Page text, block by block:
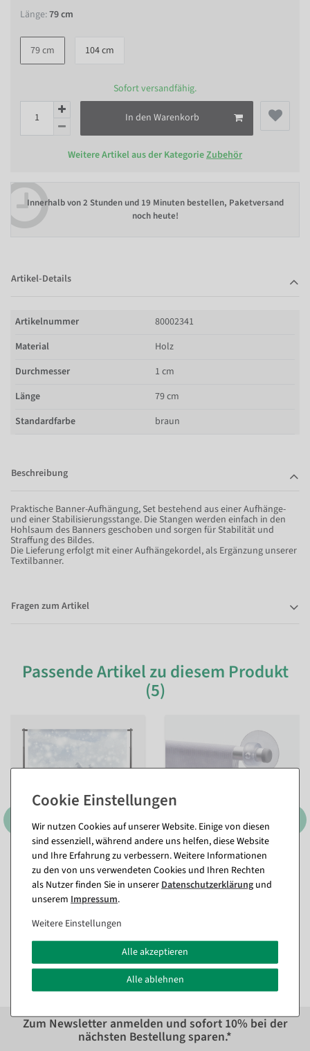
Länge:79 cm
79 cm 104 cm
Sofort versandfähig.
In den Warenkorb
Weitere Artikel aus der KategorieZubehör
Innerhalb von2 Stunden und 19 Minuten bestellen, Paketversand
noch heute!
Artikel-Details
Artikelnummer
80002341
Material
Holz
Durchmesser
1 cm
Länge
79 cm
Standardfarbe
braun
Beschreibung
Praktische Banner-Aufhängung, Set bestehend aus einer Aufhänge-
und einer Stabilisierungsstange. Die Stangen werden einfach in den
Hohlsaum des Banners geschoben und sorgen für Stabilität und
Straffung des Bildes.
Die Lieferung erfolgt mit einer Aufhängekordel, als Ergänzung unserer
Textilbanner.
Fragen zum Artikel
Passende Artikel zu diesem Produkt
(5)
Maxi-Flex Bannerständer
Sofort versandfähig.
In verschiedenen
Ausführungen
ab 177,31 €
Stoffbanner-Alu-
Aufhängestangen-Set mit
Saugnäpfchen für
Glasflächen, 104 cm
27,31 €
22,95 EUR zzgl. ges. MwSt.
Zum Newsletter anmelden und sofort 10% bei der
nächsten Bestellung sparen.*
Wir nutzen Cookies auf unserer Website. Einige von diesen
sind essenziell, während andere uns helfen, diese Website
und Ihre Erfahrung zu verbessern. Weitere Informationen
zu den von uns verwendeten Cookies und Ihren Rechten
als Nutzer finden Sie in unsererDaten­schutz­erklärung und
unserem Impressum.
Weitere Einstellungen
Alle akzeptieren
Alle ablehnen